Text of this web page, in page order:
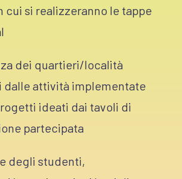
cui si realizzeranno le tappe
dei quartieri/località
dalle attività implementate
ideati dai tavoli di
partecipata
degli studenti,